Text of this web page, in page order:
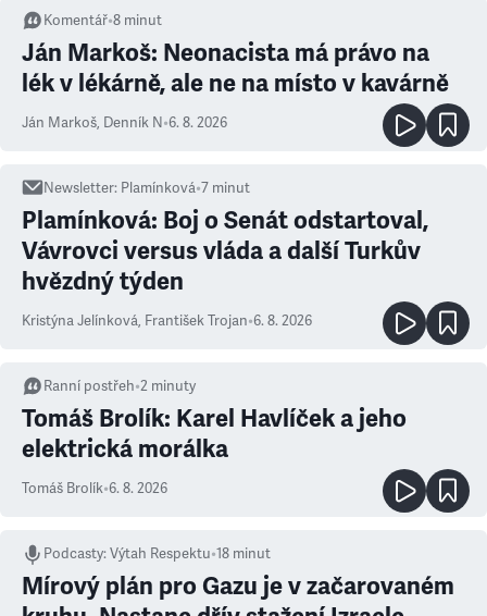
Komentář•8 minut
Ján Markoš: Neonacista má právo na
lék v lékárně, ale ne na místo v kavárně
Ján Markoš, Denník N•6. 8. 2026
Newsletter: Plamínková•7 minut
Plamínková: Boj o Senát odstartoval,
Vávrovci versus vláda a další Turkův
hvězdný týden
Kristýna Jelínková, František Trojan•6. 8. 2026
Ranní postřeh•2 minuty
Tomáš Brolík: Karel Havlíček a jeho
elektrická morálka
Tomáš Brolík•6. 8. 2026
Podcasty:Výtah Respektu•18 minut
Mírový plán pro Gazu je v začarovaném